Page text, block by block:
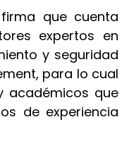
que cuenta
expertos en
y seguridad
para lo cual
académicos que
de experiencia